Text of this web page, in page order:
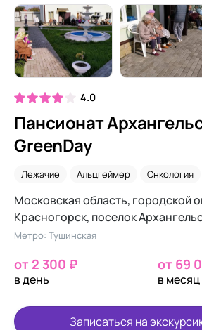
4.0
Пансионат
GreenDay
Лежачие Альцгеймер Онкология
Московская область, городской
Красногорск, поселок
Метро: Тушинская
от 2 300 ₽
в день
от 69
в месяц
Записаться на